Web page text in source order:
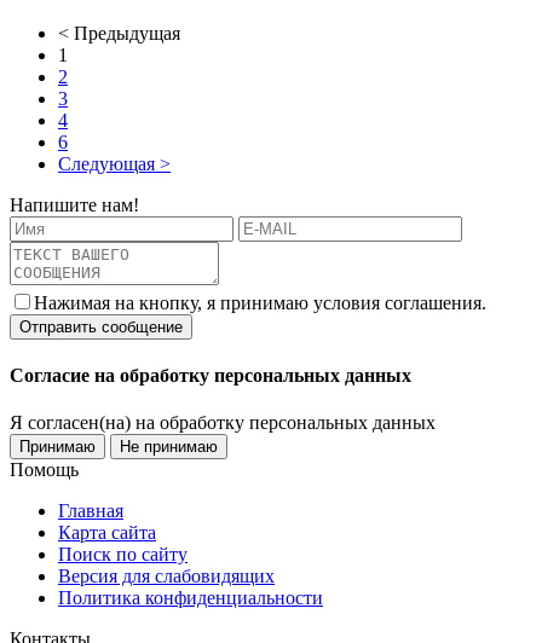
< Предыдущая
1
2
3
4
6
Следующая >
Напишите нам!
Нажимая на кнопку, я принимаю условия соглашения.
Согласие на обработку персональных данных
Я согласен(на) на обработку персональных данных
Принимаю Не принимаю
Помощь
Главная
Карта сайта
Поиск по сайту
Версия для слабовидящих
Политика конфиденциальности